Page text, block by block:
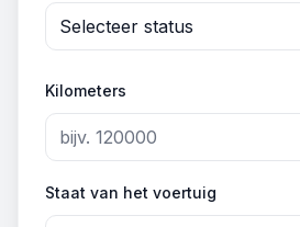
Selecteer status
Kilometers
Staat van het voertuig